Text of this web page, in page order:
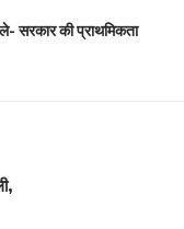
सरकार की प्राथमिकता